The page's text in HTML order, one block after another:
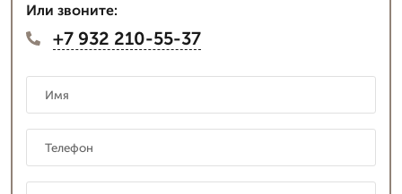
Или звоните:
+7 932 210-55-37